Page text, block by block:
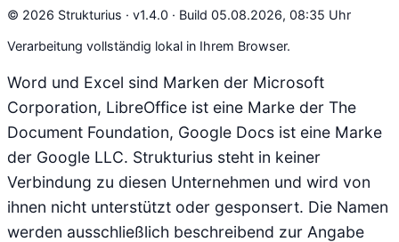
© 2026 Strukturius · v1.4.0 · Build 05.08.2026, 08:35 Uhr
Verarbeitung vollständig lokal in Ihrem Browser.
Word und Excel sind Marken der Microsoft
Corporation, LibreOffice ist eine Marke der The
Document Foundation, Google Docs ist eine Marke
der Google LLC. Strukturius steht in keiner
Verbindung zu diesen Unternehmen und wird von
ihnen nicht unterstützt oder gesponsert. Die Namen
werden ausschließlich beschreibend zur Angabe